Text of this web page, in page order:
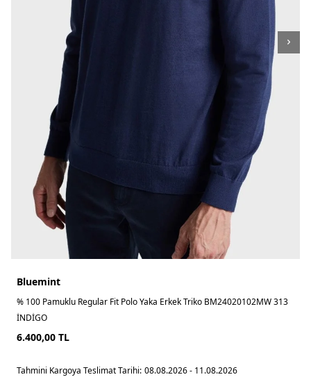
Bluemint
% 100 Pamuklu Regular Fit Polo Yaka Erkek Triko BM24020102MW 313
İNDİGO
6.400,00 TL
Tahmini Kargoya Teslimat Tarihi: 08.08.2026 - 11.08.2026